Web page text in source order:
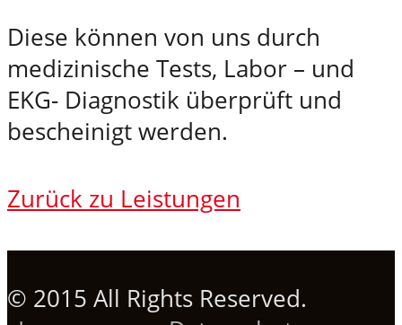
Diese können von uns durch
medizinische Tests, Labor – und
EKG- Diagnostik überprüft und
bescheinigt werden.
Zurück zu Leistungen
© 2015 All Rights Reserved.